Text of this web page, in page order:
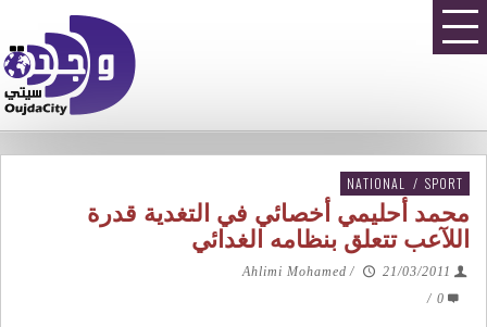
NATIONAL / SPORT
محمد أحليمي أخصائي في التغدية قدرة
اللآعب تتعلق بنظامه الغدائي
Ahlimi Mohamed /
21/03/2011
0
/